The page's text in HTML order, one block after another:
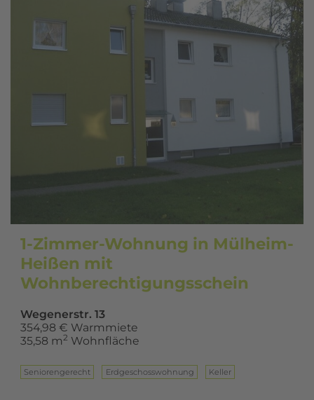
1-Zimmer-Wohnung in Mülheim-
Heißen mit
Wohnberechtigungsschein
Wegenerstr. 13
354,98 € Warmmiete
35,58 m2 Wohnfläche
Seniorengerecht Erd­ge­schoss­woh­nung Keller